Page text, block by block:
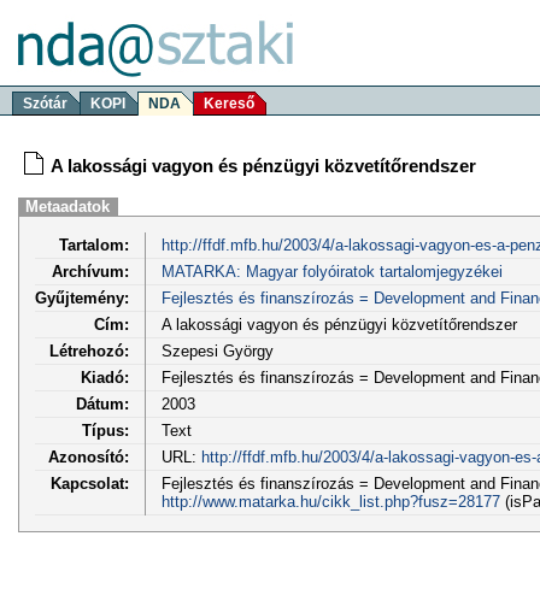
Szótár KOPI NDA Kereső
A lakossági vagyon és pénzügyi közvetítőrendszer
Metaadatok
Tartalom:
http://ffdf.mfb.hu/2003/4/a-lakossagi-vagyon-es-a-
Archívum:
MATARKA: Magyar folyóiratok tartalomjegyzékei
Gyűjtemény:
Fejlesztés és finanszírozás = Development and
Cím:
A lakossági vagyon és pénzügyi közvetítőrendszer
Létrehozó:
Szepesi György
Kiadó:
Fejlesztés és finanszírozás = Development and
Dátum:
2003
Típus:
Text
Azonosító:
URL: http://ffdf.mfb.hu/2003/4/a-lakossagi-vagyon-
Kapcsolat:
Fejlesztés és finanszírozás = Development and
http://www.matarka.hu/cikk_list.php?fusz=28177